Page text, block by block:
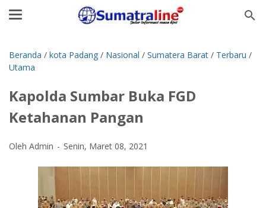
Beranda / kota Padang / Nasional / Sumatera Barat / Terbaru /
Utama
Kapolda Sumbar Buka FGD
Ketahanan Pangan
Oleh Admin Senin, Maret 08, 2021